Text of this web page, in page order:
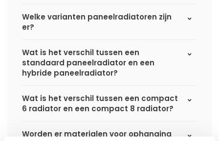
Welke varianten paneelradiatoren zijn
er?
Wat is het verschil tussen een
standaard paneelradiator en een
hybride paneelradiator?
Wat is het verschil tussen een compact
6 radiator en een compact 8 radiator?
Worden er materialen voor ophanging